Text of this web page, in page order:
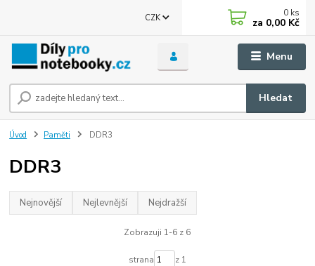
Menu
CZK
Hledat
0 ks
za 0,00 Kč
Úvod Paměti DDR3
DDR3
Nejnovější Nejlevnější Nejdražší
Zobrazuji 1-6 z 6
strana z 1